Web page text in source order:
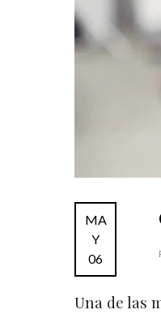
MA
Y
06
Una de las